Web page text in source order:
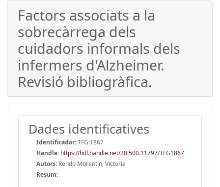
Factors associats a la
sobrecàrrega dels
cuidadors informals dels
infermers d'Alzheimer.
Revisió bibliogràfica.
Dades identificatives
Identificador:TFG:1867
Handle: https://hdl.handle.net/20.500.11797/TFG1867
Autors: Rendo Morentin, Victoria
Resum: